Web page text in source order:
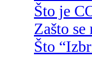
Što je
Zašto
Što